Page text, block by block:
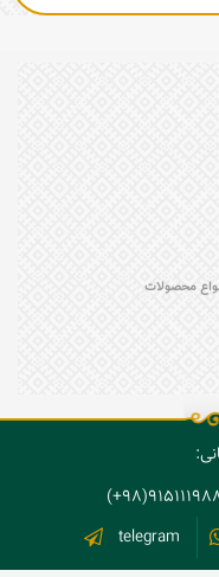
telegram